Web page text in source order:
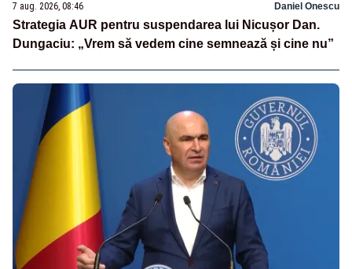
7 aug. 2026, 08:46 Daniel Onescu
Strategia AUR pentru suspendarea lui Nicușor Dan.
Dungaciu: „Vrem să vedem cine semnează și cine nu”